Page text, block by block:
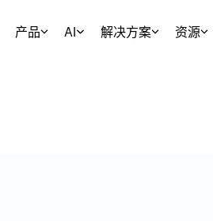
产品 AI 解决方案 资源